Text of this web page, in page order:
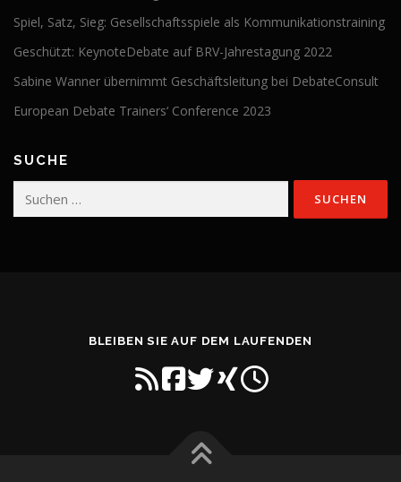
Spiel, Satz, Sieg: Gesellschaftsspiele als Kommunikationstraining
Geschützt: KeynoteDebate auf BRV-Jahrestagung 2022
Sabine Wanner übernimmt Geschäftsleitung bei DebateConsult
European Debate Trainers‘ Conference 2023
SUCHE
BLEIBEN SIE AUF DEM LAUFENDEN